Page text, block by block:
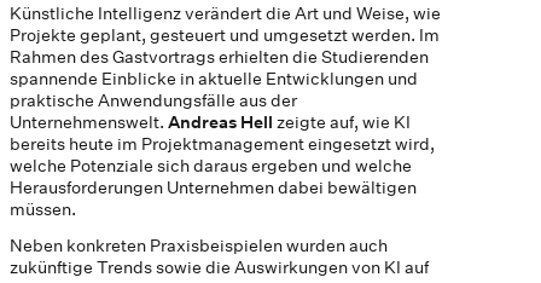
Künstliche Intelligenz verändert die Art und Weise, wie
Projekte geplant, gesteuert und umgesetzt werden. Im
Rahmen des Gastvortrags erhielten die Studierenden
spannende Einblicke in aktuelle Entwicklungen und
praktische Anwendungsfälle aus der
Unternehmenswelt. Andreas Hell zeigte auf, wie KI
bereits heute im Projektmanagement eingesetzt wird,
welche Potenziale sich daraus ergeben und welche
Herausforderungen Unternehmen dabei bewältigen
müssen.
Neben konkreten Praxisbeispielen wurden auch
zukünftige Trends sowie die Auswirkungen von KI auf